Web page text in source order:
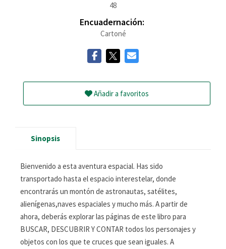
48
Encuadernación:
Cartoné
Añadir a favoritos
Sinopsis
Bienvenido a esta aventura espacial. Has sido
transportado hasta el espacio interestelar, donde
encontrarás un montón de astronautas, satélites,
alienígenas,naves espaciales y mucho más. A partir de
ahora, deberás explorar las páginas de este libro para
BUSCAR, DESCUBRIR Y CONTAR todos los personajes y
objetos con los que te cruces que sean iguales. A